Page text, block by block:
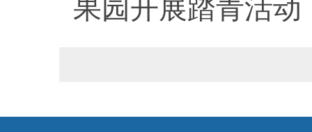
果园开展踏青活